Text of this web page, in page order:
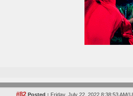
#82 Posted : Friday, July 22, 2022 8:38:53